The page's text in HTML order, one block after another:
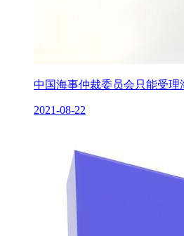
中国海事仲裁委员会只能受理
2021-08-22